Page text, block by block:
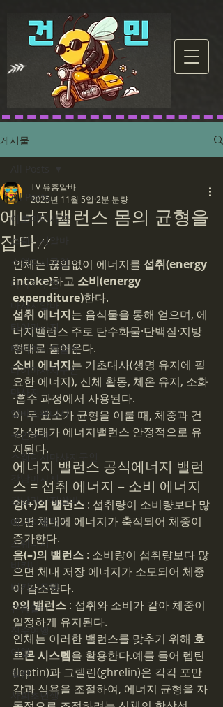
게시물
All Posts
아로마마사지
스웨디시알바
스웨디시구인
마사지구인
마사지알바
타이마사지
타이마사지알바
타이마사지구인
마사지
알바스웨디시
구인구직
스웨디시마사지구인
강남마사지
강남마사지알바
에너지밸런스
스웨디시
비키니
비키니모델
유흥알바
전주여행
여행
힐링
사회초년생
에너지밸런스 몸의 균형을
잡다!!
TV 유흥알바
2025년 11월 5일 2분 분량
인체는 끊임없이 에너지를 섭취(energy
intake)하고 소비(energy
expenditure)한다.
섭취 에너지는 음식물을 통해 얻으며, 에
너지밸런스 주로 탄수화물·단백질·지방
형태로 들어온다.
소비 에너지는 기초대사(생명 유지에 필
요한 에너지), 신체 활동, 체온 유지, 소화
·흡수 과정에서 사용된다.
이 두 요소가 균형을 이룰 때, 체중과 건
강 상태가 에너지밸런스 안정적으로 유
지된다.
에너지 밸런스 공식에너지 밸런
스 = 섭취 에너지 – 소비 에너지
양(+)의 밸런스 : 섭취량이 소비량보다 많
으면 체내에 에너지가 축적되어 체중이
증가한다.
음(–)의 밸런스 : 소비량이 섭취량보다 많
으면 체내 저장 에너지가 소모되어 체중
이 감소한다.
0의 밸런스 : 섭취와 소비가 같아 체중이
일정하게 유지된다.
인체는 이러한 밸런스를 맞추기 위해 호
르몬 시스템을 활용한다.예를 들어 렙틴
(leptin)과 그렐린(ghrelin)은 각각 포만
감과 식욕을 조절하여, 에너지 균형을 자